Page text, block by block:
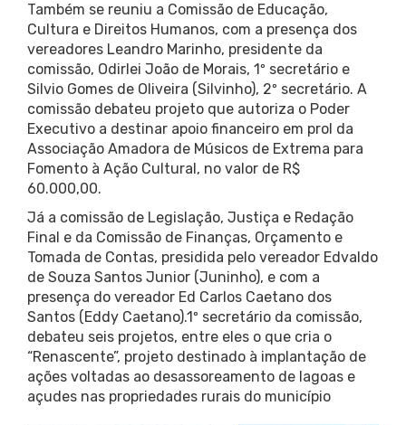
Também se reuniu a Comissão de Educação,
Cultura e Direitos Humanos, com a presença dos
vereadores Leandro Marinho, presidente da
comissão, Odirlei João de Morais, 1º secretário e
Silvio Gomes de Oliveira (Silvinho), 2º secretário. A
comissão debateu projeto que autoriza o Poder
Executivo a destinar apoio financeiro em prol da
Associação Amadora de Músicos de Extrema para
Fomento à Ação Cultural, no valor de R$
60.000,00.
Já a comissão de Legislação, Justiça e Redação
Final e da Comissão de Finanças, Orçamento e
Tomada de Contas, presidida pelo vereador Edvaldo
de Souza Santos Junior (Juninho), e com a
presença do vereador Ed Carlos Caetano dos
Santos (Eddy Caetano).1º secretário da comissão,
debateu seis projetos, entre eles o que cria o
“Renascente”, projeto destinado à implantação de
ações voltadas ao desassoreamento de lagoas e
açudes nas propriedades rurais do município